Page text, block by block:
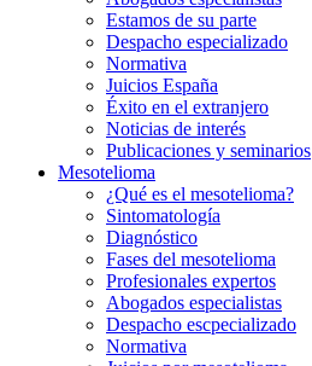
Estamos de su parte
Despacho especializado
Normativa
Juicios España
Éxito en el extranjero
Noticias de interés
Publicaciones y seminarios
Mesotelioma
¿Qué es el mesotelioma?
Sintomatología
Diagnóstico
Fases del mesotelioma
Profesionales expertos
Abogados especialistas
Despacho escpecializado
Normativa